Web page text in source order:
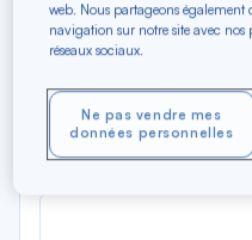
Filtrer
Précédent Aller /
web. Nous partageons
navigation sur notre site avec nos
réseaux sociaux.
Ne pas vendre mes
données personnelles